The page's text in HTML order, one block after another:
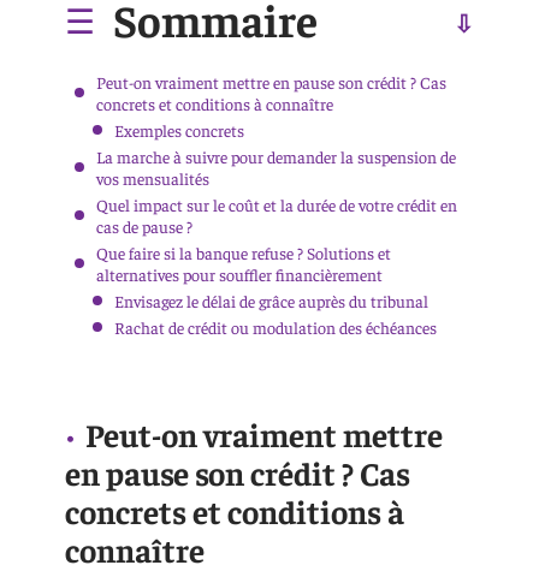
Sommaire
Peut-on vraiment mettre en pause son crédit ? Cas
concrets et conditions à connaître
Exemples concrets
La marche à suivre pour demander la suspension de
vos mensualités
Quel impact sur le coût et la durée de votre crédit en
cas de pause ?
Que faire si la banque refuse ? Solutions et
alternatives pour souffler financièrement
Envisagez le délai de grâce auprès du tribunal
Rachat de crédit ou modulation des échéances
Peut-on vraiment mettre
en pause son crédit ? Cas
concrets et conditions à
connaître